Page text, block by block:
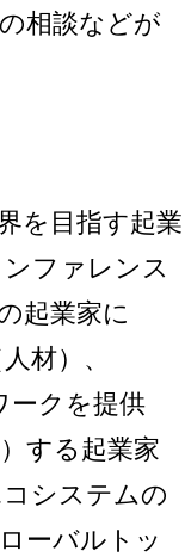
相談などが
を目指す起業
ファレンス
起業家に
材）、
ークを提供
する起業家
システムの
ーバルトッ